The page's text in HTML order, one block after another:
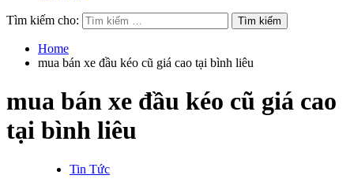
Tìm kiếm cho:
Home
mua bán xe đầu kéo cũ giá cao tại bình liêu
mua bán xe đầu kéo cũ giá cao
tại bình liêu
Tin Tức